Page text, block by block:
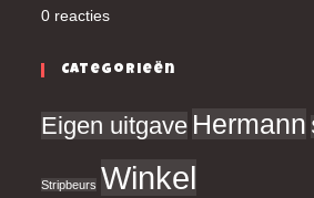
0 reacties
Categorieën
Eigen uitgave Hermann
Stripbeurs Winkel